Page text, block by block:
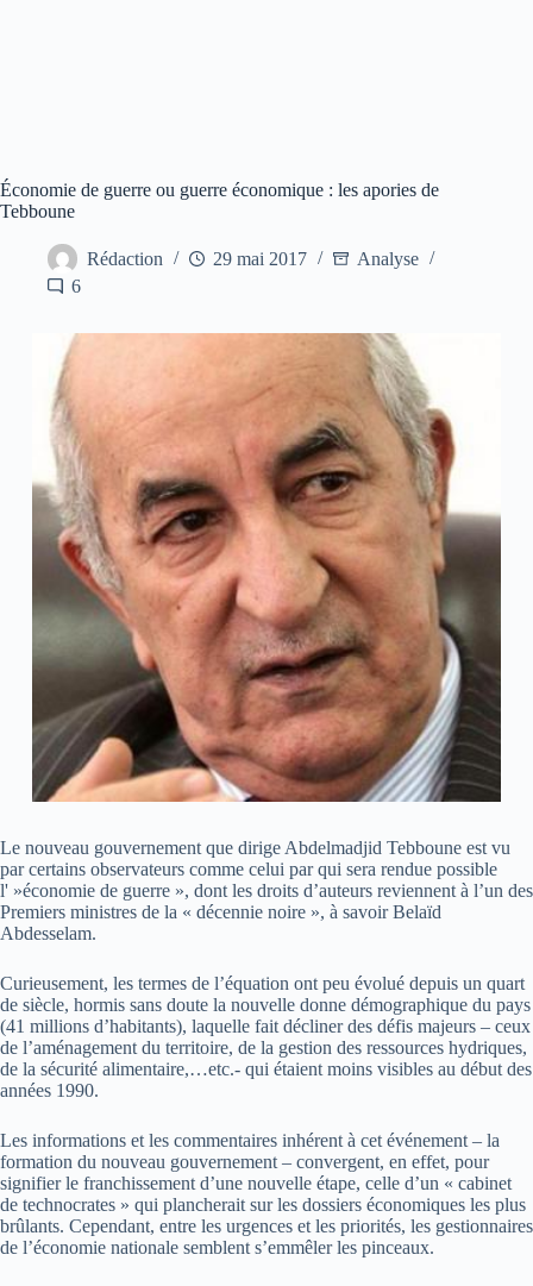
Économie de guerre ou guerre économique : les apories de
Tebboune
Rédaction 29 mai 2017
Analyse
6
Le nouveau gouvernement que dirige Abdelmadjid Tebboune est vu
par certains observateurs comme celui par qui sera rendue possible
l' »économie de guerre », dont les droits d’auteurs reviennent à l’un des
Premiers ministres de la « décennie noire », à savoir Belaïd
Abdesselam.
Curieusement, les termes de l’équation ont peu évolué depuis un quart
de siècle, hormis sans doute la nouvelle donne démographique du pays
(41 millions d’habitants), laquelle fait décliner des défis majeurs – ceux
de l’aménagement du territoire, de la gestion des ressources hydriques,
de la sécurité alimentaire,…etc.- qui étaient moins visibles au début des
années 1990.
Les informations et les commentaires inhérent à cet événement – la
formation du nouveau gouvernement – convergent, en effet, pour
signifier le franchissement d’une nouvelle étape, celle d’un « cabinet
de technocrates » qui plancherait sur les dossiers économiques les plus
brûlants. Cependant, entre les urgences et les priorités, les gestionnaires
de l’économie nationale semblent s’emmêler les pinceaux.